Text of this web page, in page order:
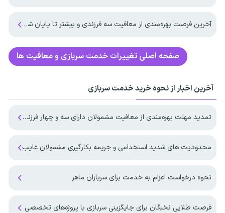
آخرین فرصت بهره‌مندی از معافیت سه فرزندی و بیشتر تا پایان شهریورماه
صفحه اصلی تغییرات خدمت سربازی و معافیت ها
آخرین اخبار از نحوه خرید خدمت سربازی
تمدید مهلت بهره‌مندی از معافیت مشمولان دارای سه و چهار فرزند تا پایان ۱۴۰۷
محدودیت های شدید استخدامی و جریمه بکارگیری مشمولان غایب
نحوه درخواست اعزام به خدمت برای سربازان ماهر
فرصت طلایی نخبگان برای جایگزینی سربازی با پروژه‌های تخصصی